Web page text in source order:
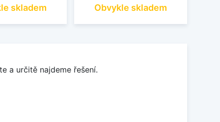
skladem Obvykle skladem
a určitě najdeme řešení.